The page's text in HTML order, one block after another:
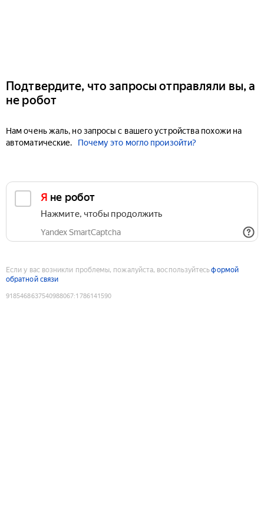
Подтвердите, что запросы отправляли вы, а
не робот
Нам очень жаль, но запросы с вашего устройства похожи на
автоматические.
Почему это могло произойти?
Я не робот
Нажмите, чтобы продолжить
Yandex SmartCaptcha
Если у вас возникли проблемы, пожалуйста, воспользуйтесьформой
обратной связи
9185468637540988067:1786141590